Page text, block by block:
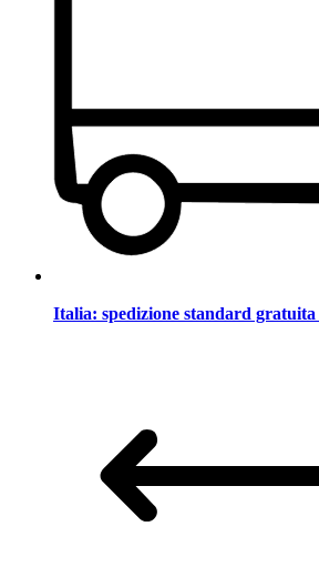
Italia: spedizione standard gratuita